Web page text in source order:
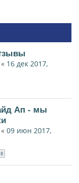
« 16 дек 2017,
Ап - мы
« 09 июн 2017,
8